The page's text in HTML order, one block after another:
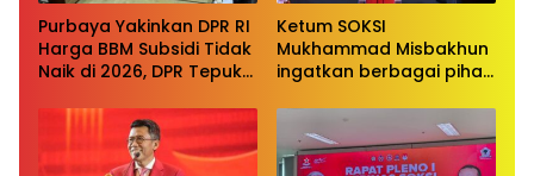
Purbaya Yakinkan DPR RI
Harga BBM Subsidi Tidak
Naik di 2026, DPR Tepuk
Ketum SOKSI
Mukhammad Misbakhun
ingatkan berbagai pihak
serangan bersifat
pribadi kepada Ketua
Golkar Bahlil Lahadalia